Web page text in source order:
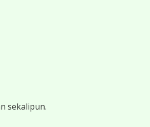
sekalipun.